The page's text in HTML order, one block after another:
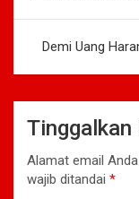
Demi Uang
Tinggalkan
Alamat email
wajib ditandai *